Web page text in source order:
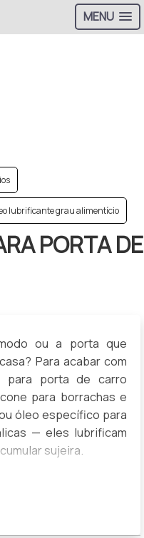
MENU
lubrificante grau alimentício
PORTA DE
ou a porta que
Para acabar com
para porta de carro
para borrachas e
óleo específico para
— eles lubrificam
sujeira.
lubrificadas evitam
prematuro e até
vai aprender como